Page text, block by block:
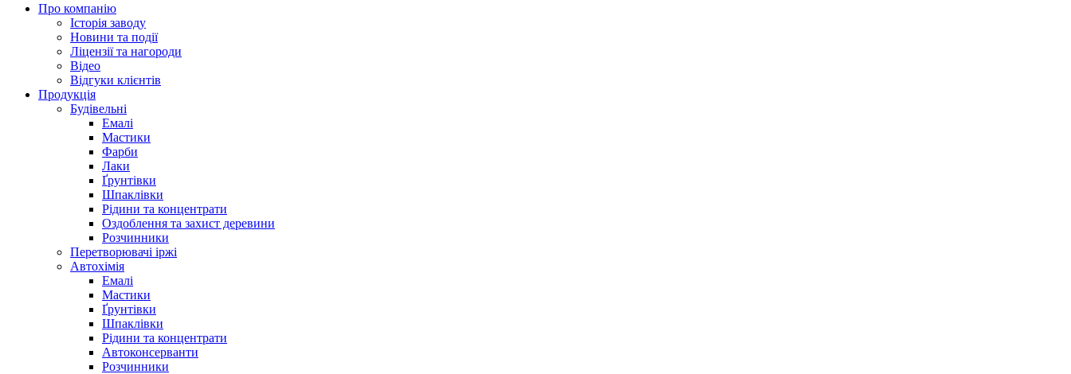
Про компанію
Історія заводу
Новини та події
Ліцензії та нагороди
Відео
Відгуки клієнтів
Продукція
Будівельні
Емалі
Мастики
Фарби
Лаки
Ґрунтівки
Шпаклівки
Рідини та концентрати
Оздоблення та захист деревини
Розчинники
Перетворювачі іржі
Автохімія
Емалі
Мастики
Ґрунтівки
Шпаклівки
Рідини та концентрати
Автоконсерванти
Розчинники